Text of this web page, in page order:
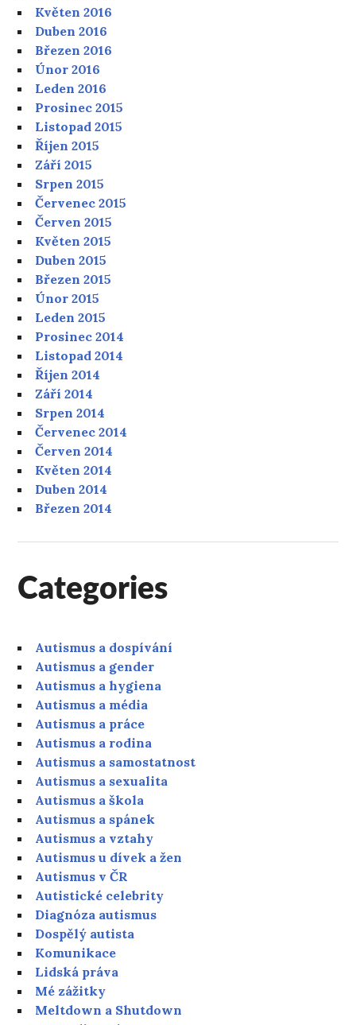
Květen 2016
Duben 2016
Březen 2016
Únor 2016
Leden 2016
Prosinec 2015
Listopad 2015
Říjen 2015
Září 2015
Srpen 2015
Červenec 2015
Červen 2015
Květen 2015
Duben 2015
Březen 2015
Únor 2015
Leden 2015
Prosinec 2014
Listopad 2014
Říjen 2014
Září 2014
Srpen 2014
Červenec 2014
Červen 2014
Květen 2014
Duben 2014
Březen 2014
Categories
Autismus a dospívání
Autismus a gender
Autismus a hygiena
Autismus a média
Autismus a práce
Autismus a rodina
Autismus a samostatnost
Autismus a sexualita
Autismus a škola
Autismus a spánek
Autismus a vztahy
Autismus u dívek a žen
Autismus v ČR
Autistické celebrity
Diagnóza autismus
Dospělý autista
Komunikace
Lidská práva
Mé zážitky
Meltdown a Shutdown